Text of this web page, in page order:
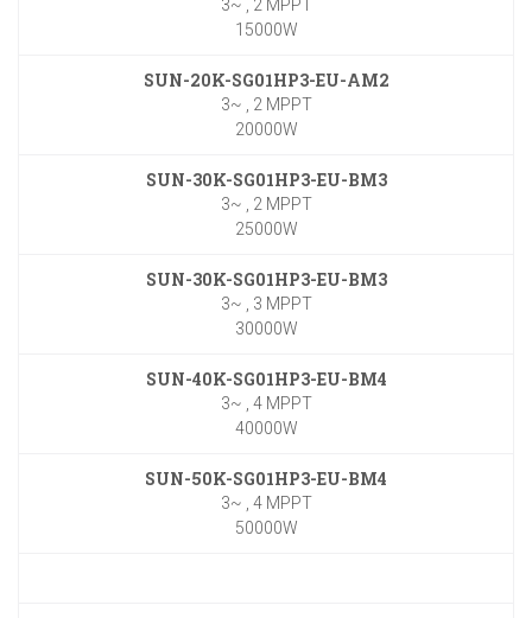
3~ , 2 MPPT
15000W
SUN-20K-SG01HP3-EU-AM2
3~ , 2 MPPT
20000W
SUN-30K-SG01HP3-EU-BM3
3~ , 2 MPPT
25000W
SUN-30K-SG01HP3-EU-BM3
3~ , 3 MPPT
30000W
SUN-40K-SG01HP3-EU-BM4
3~ , 4 MPPT
40000W
SUN-50K-SG01HP3-EU-BM4
3~ , 4 MPPT
50000W